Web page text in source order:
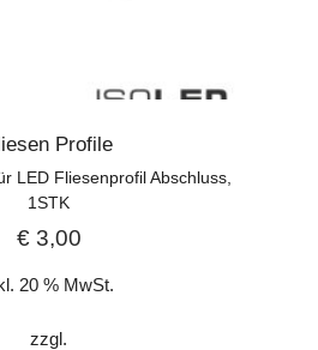
Profile
LED Fliesenprofil Abschluss,
1STK
€3,00
20 % MwSt.
zzgl.